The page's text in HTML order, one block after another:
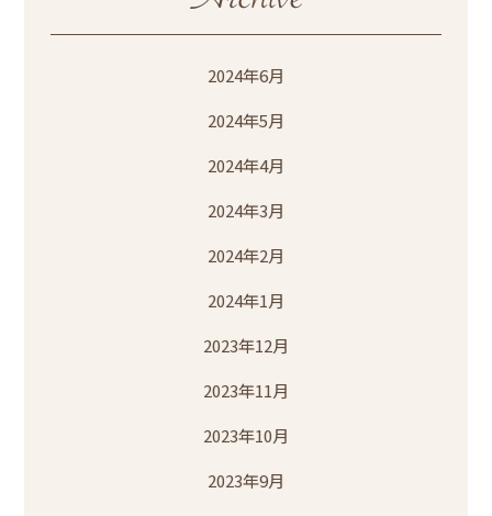
2024年6月
2024年5月
2024年4月
2024年3月
2024年2月
2024年1月
2023年12月
2023年11月
2023年10月
2023年9月